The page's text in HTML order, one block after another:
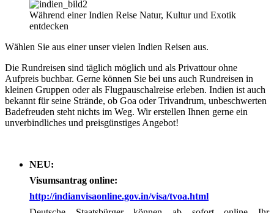
Während einer Indien Reise Natur, Kultur und Exotik
entdecken
Wählen Sie aus einer unser vielen Indien Reisen aus.
Die Rundreisen sind täglich möglich und als Privattour ohne
Aufpreis buchbar. Gerne können Sie bei uns auch Rundreisen in
kleinen Gruppen oder als Flugpauschalreise erleben. Indien ist auch
bekannt für seine Strände, ob Goa oder Trivandrum, unbeschwerten
Badefreuden steht nichts im Weg. Wir erstellen Ihnen gerne ein
unverbindliches und preisgünstiges Angebot!
NEU:
Visumsantrag online:
http://indianvisaonline.gov.in/visa/tvoa.html